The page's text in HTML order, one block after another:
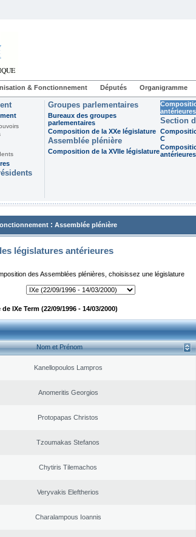
& Fonctionnement Députés Organigramme
Groupes parlementaires
Bureaux des groupes
parlementaires
Composition de la XXe législature
Assemblée plénière
Composition de la XVIIe législature
antérieures
Section
C
antérieures
: Assemblée plénière
législatures antérieures
des Assemblées plénières, choisissez une législature
IXe Term (22/09/1996 - 14/03/2000)
Nom et Prénom
Kanellopoulos Lampros
Anomeritis Georgios
Protopapas Christos
Tzoumakas Stefanos
Chytiris Tilemachos
Veryvakis Eleftherios
Charalampous Ioannis